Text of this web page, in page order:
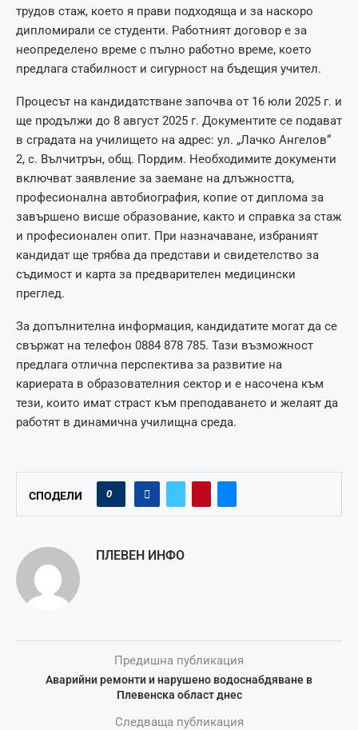
трудов стаж, което я прави подходяща и за наскоро
дипломирали се студенти. Работният договор е за
неопределено време с пълно работно време, което
предлага стабилност и сигурност на бъдещия учител.
Процесът на кандидатстване започва от 16 юли 2025 г. и
ще продължи до 8 август 2025 г. Документите се подават
в сградата на училището на адрес: ул. „Лачко Ангелов“
2, с. Вълчитрън, общ. Пордим. Необходимите документи
включват заявление за заемане на длъжността,
професионална автобиография, копие от диплома за
завършено висше образование, както и справка за стаж
и професионален опит. При назначаване, избраният
кандидат ще трябва да представи и свидетелство за
съдимост и карта за предварителен медицински
преглед.
За допълнителна информация, кандидатите могат да се
свържат на телефон 0884 878 785. Тази възможност
предлага отлична перспектива за развитие на
кариерата в образователния сектор и е насочена към
тези, които имат страст към преподаването и желаят да
работят в динамична училищна среда.
СПОДЕЛИ 0
ПЛЕВЕН ИНФО
Предишна публикация
Аварийни ремонти и нарушено водоснабдяване в
Плевенска област днес
Следваща публикация